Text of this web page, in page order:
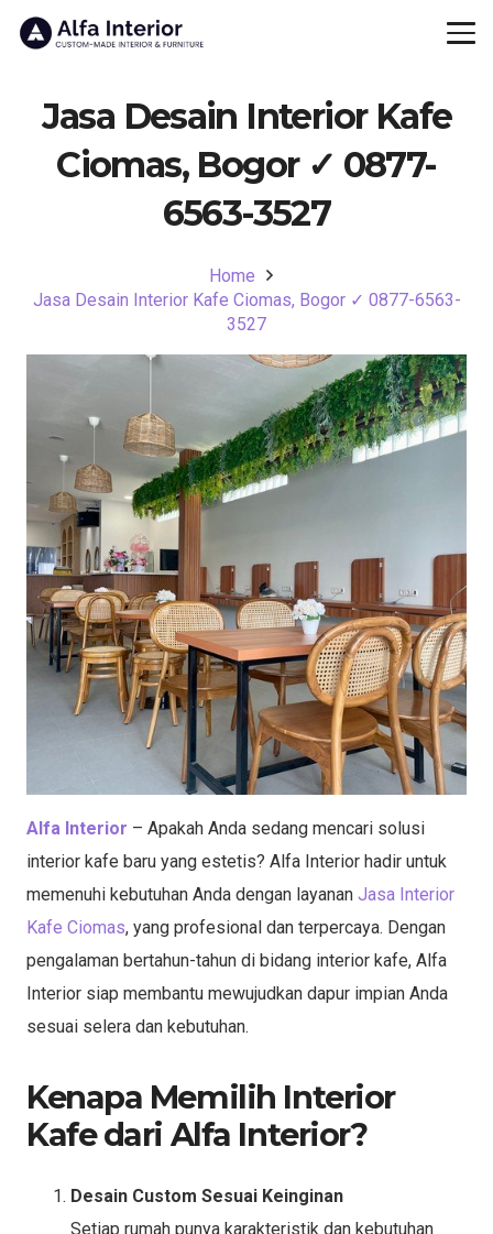
Jasa Desain Interior Kafe
Ciomas, Bogor ✓ 0877-
6563-3527
Home
Jasa Desain Interior Kafe Ciomas, Bogor ✓ 0877-6563-
3527
Alfa Interior – Apakah Anda sedang mencari solusi
interior kafe baru yang estetis? Alfa Interior hadir untuk
memenuhi kebutuhan Anda dengan layanan Jasa Interior
Kafe Ciomas, yang profesional dan terpercaya. Dengan
pengalaman bertahun-tahun di bidang interior kafe, Alfa
Interior siap membantu mewujudkan dapur impian Anda
sesuai selera dan kebutuhan.
Kenapa Memilih Interior
Kafe dari Alfa Interior?
Desain Custom Sesuai Keinginan
Setiap rumah punya karakteristik dan kebutuhan